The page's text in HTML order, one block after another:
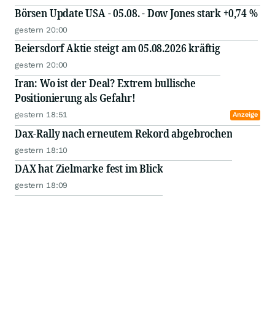
Börsen Update USA - 05.08. - Dow Jones stark +0,74 %
gestern 20:00
Beiersdorf Aktie steigt am 05.08.2026 kräftig
gestern 20:00
Iran: Wo ist der Deal? Extrem bullische
Positionierung als Gefahr!
gestern 18:51 Anzeige
Dax-Rally nach erneutem Rekord abgebrochen
gestern 18:10
DAX hat Zielmarke fest im Blick
gestern 18:09